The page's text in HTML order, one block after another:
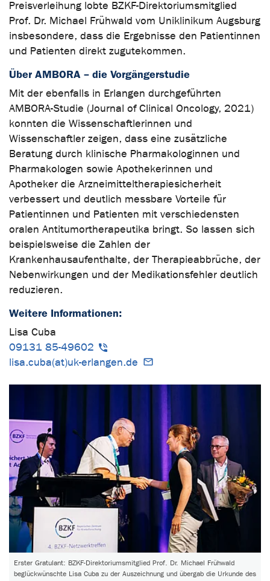
Preisverleihung lobte BZKF-Direktoriumsmitglied
Prof. Dr. Michael Frühwald vom Uniklinikum Augsburg
insbesondere, dass die Ergebnisse den Patientinnen
und Patienten direkt zugutekommen.
Über AMBORA – die Vorgängerstudie
Mit der ebenfalls in Erlangen durchgeführten
AMBORA-Studie (Journal of Clinical Oncology, 2021)
konnten die Wissenschaftlerinnen und
Wissenschaftler zeigen, dass eine zusätzliche
Beratung durch klinische Pharmakologinnen und
Pharmakologen sowie Apothekerinnen und
Apotheker die Arzneimitteltherapiesicherheit
verbessert und deutlich messbare Vorteile für
Patientinnen und Patienten mit verschiedensten
oralen Antitumortherapeutika bringt. So lassen sich
beispielsweise die Zahlen der
Krankenhausaufenthalte, der Therapieabbrüche, der
Nebenwirkungen und der Medikationsfehler deutlich
reduzieren.
Weitere Informationen:
Lisa Cuba
09131 85-49602
lisa.cuba(at)uk-erlangen.de
Erster Gratulant: BZKF-Direktoriumsmitglied Prof. Dr. Michael Frühwald
beglückwünschte Lisa Cuba zu der Auszeichnung und übergab die Urkunde des